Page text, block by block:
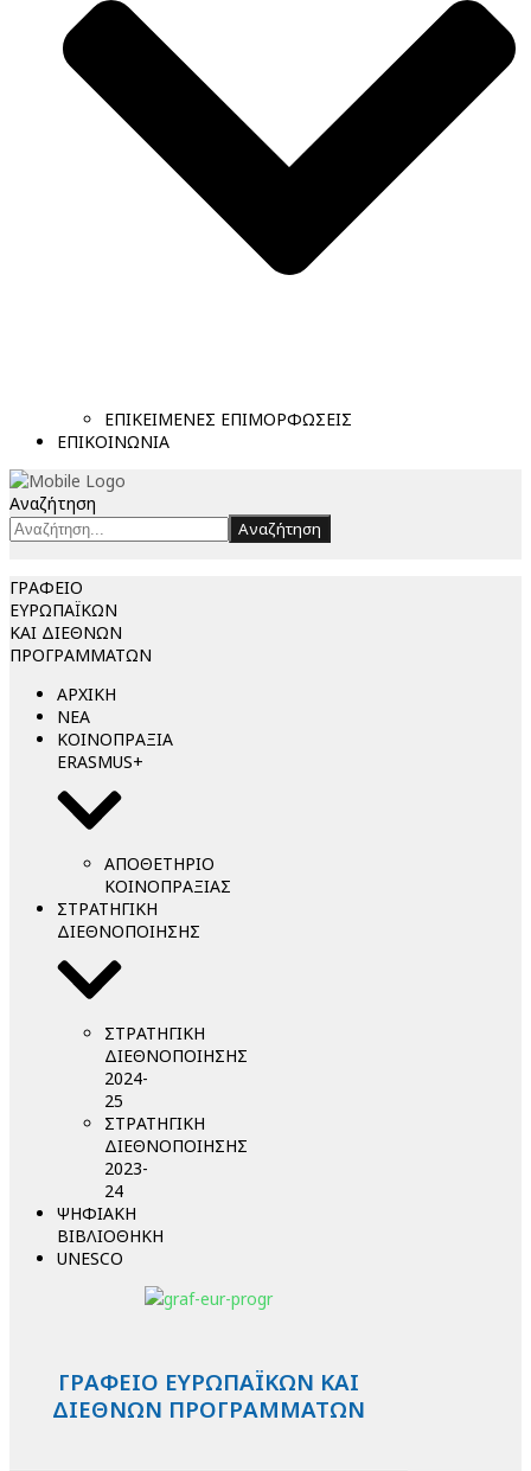
ΕΠΙΚΕΙΜΕΝΕΣ ΕΠΙΜΟΡΦΩΣΕΙΣ
ΕΠΙΚΟΙΝΩΝΙΑ
Αναζήτηση
Αναζήτηση
ΓΡΑΦΕΙΟ
ΕΥΡΩΠΑΪΚΩΝ
ΚΑΙ ΔΙΕΘΝΩΝ
ΠΡΟΓΡΑΜΜΑΤΩΝ
ΑΡΧΙΚΗ
ΝΕΑ
ΚΟΙΝΟΠΡΑΞΙΑ
ERASMUS+
ΑΠΟΘΕΤΗΡΙΟ
ΚΟΙΝΟΠΡΑΞΙΑΣ
ΣΤΡΑΤΗΓΙΚΗ
ΔΙΕΘΝΟΠΟΙΗΣΗΣ
ΣΤΡΑΤΗΓΙΚΗ
ΔΙΕΘΝΟΠΟΙΗΣΗΣ
2024-
25
ΣΤΡΑΤΗΓΙΚΗ
ΔΙΕΘΝΟΠΟΙΗΣΗΣ
2023-
24
ΨΗΦΙΑΚΗ
ΒΙΒΛΙΟΘΗΚΗ
UNESCO
ΓΡΑΦΕΙΟ ΕΥΡΩΠΑΪΚΩΝ ΚΑΙ
ΔΙΕΘΝΩΝ ΠΡΟΓΡΑΜΜΑΤΩΝ